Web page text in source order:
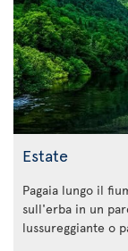
Estate
Pagaia lungo il
sull'erba in un
lussureggiante o